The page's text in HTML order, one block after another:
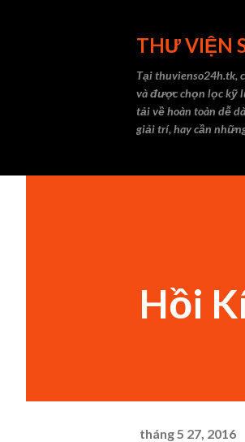
THƯ VIỆN
Tại thuvienso24h.tk,
và được chọn lọc kỹ
tải về hoàn toàn dễ
giải trí, hay cần
Hồi
tháng 5 27, 2016